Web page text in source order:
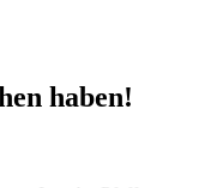
haben!